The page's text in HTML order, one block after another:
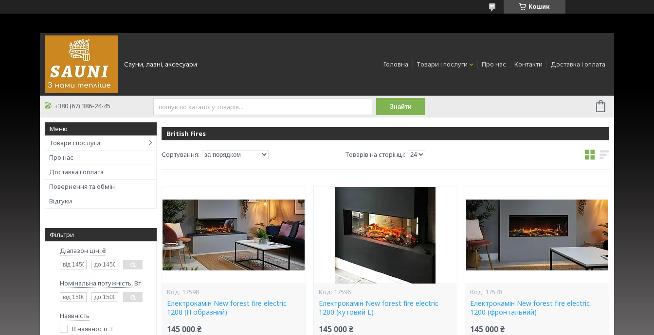
Кошик
Сауни, лазні, аксесуари Головна Товари і послуги Про нас Контакти Доставка і оплата
+380 (67) 386-24-45 Знайти
Товари і послуги
Про нас
Доставка і оплата
Повернення та обмін
Відгуки
Фільтри
Діапазон цін, ₴
Номінальна потужність, Вт
Наявність
В наявності 3
British Fires
17598
Електрокамін New forest fire electric
1200 (П образний)
145 000 ₴
17596
Електрокамін New forest fire electric
1200 (кутовий L)
145 000 ₴
17578
Електрокамін New forest fire electric
1200 (фронтальний)
145 000 ₴